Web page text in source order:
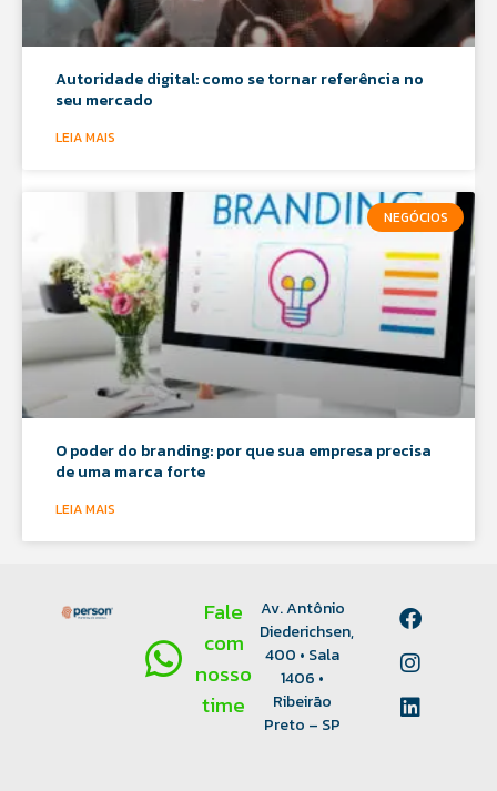
Autoridade digital: como se tornar referência no
seu mercado
LEIA MAIS
NEGÓCIOS
O poder do branding: por que sua empresa precisa
de uma marca forte
LEIA MAIS
Fale
com
nosso
time
Av. Antônio
Diederichsen,
400 • Sala
1406 •
Ribeirão
Preto – SP